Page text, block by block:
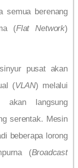
semua berenang
(Flat Network)
pusat akan
(VLAN) melalui
akan langsung
serentak. Mesin
beberapa lorong
(Broadcast